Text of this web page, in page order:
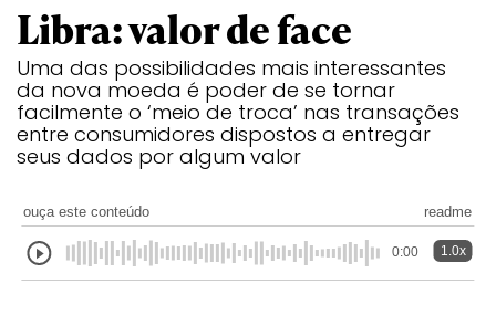
Libra: valor de face
Uma das possibilidades mais interessantes
da nova moeda é poder de se tornar
facilmente o ‘meio de troca’ nas transações
entre consumidores dispostos a entregar
seus dados por algum valor
ouça este conteúdo readme
0:00 1.0x